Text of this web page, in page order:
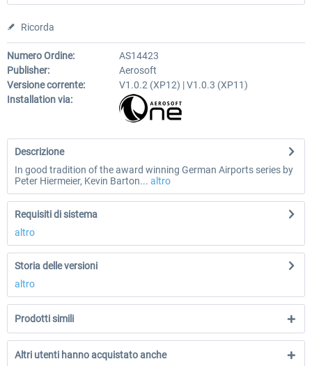
Ricorda
Numero Ordine:
AS14423
Publisher:
Aerosoft
Versione corrente:
V1.0.2 (XP12) | V1.0.3 (XP11)
Installation via:
Descrizione
In good tradition of the award winning German Airports series by
Peter Hiermeier, Kevin Barton... altro
Requisiti di sistema
altro
Storia delle versioni
altro
Prodotti simili
Altri utenti hanno acquistato anche